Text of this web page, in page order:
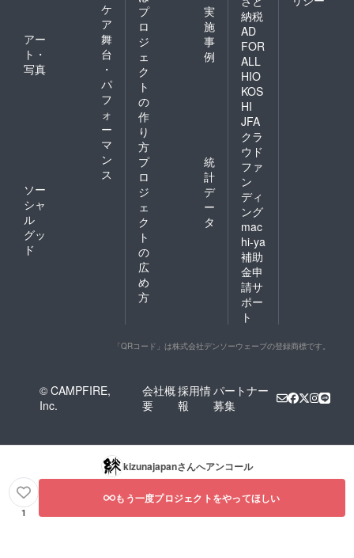
ケ
ア
アー
ト・
写真
舞
台
・
パ
フ
ォ
ー
マ
ン
ス
ソー
シャ
ル
グッ
ド
プ
ロ
ジ
ェ
ク
ト
の
作
り
方
実
施
事
例
プ
ロ
ジ
ェ
ク
ト
の
広
め
方
統
計
デ
ー
タ
納税
AD
FOR
ALL
HIO
KOS
HI
JFA
クラ
ウド
ファ
ン
ディ
ング
mac
hi-ya
補助
金申
請サ
ポー
ト
「QRコード」は株式会社デンソーウェーブの登録商標です。
© CAMPFIRE,
Inc.
会社概
要
採用情
報
パートナー
募集
kizunajapanさんへアンコール
1
もう一度プロジェクトをやってほしい